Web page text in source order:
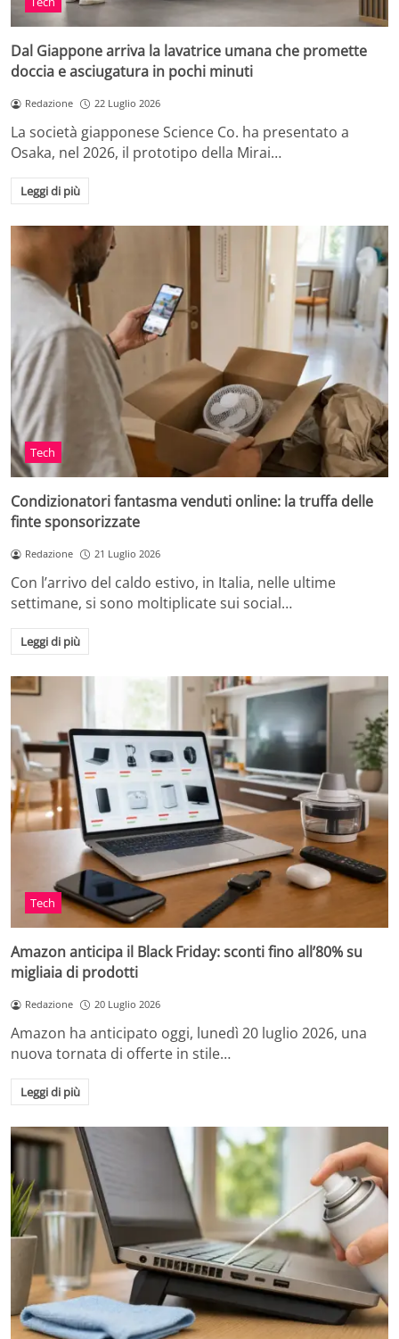
Dal Giappone arriva la lavatrice umana che promette
doccia e asciugatura in pochi minuti
Redazione 22 Luglio 2026
La società giapponese Science Co. ha presentato a
Osaka, nel 2026, il prototipo della Mirai…
Leggi di più
Tech
Condizionatori fantasma venduti online: la truffa delle
finte sponsorizzate
Redazione 21 Luglio 2026
Con l’arrivo del caldo estivo, in Italia, nelle ultime
settimane, si sono moltiplicate sui social…
Leggi di più
Tech
Amazon anticipa il Black Friday: sconti fino all’80% su
migliaia di prodotti
Redazione 20 Luglio 2026
Amazon ha anticipato oggi, lunedì 20 luglio 2026, una
nuova tornata di offerte in stile…
Leggi di più